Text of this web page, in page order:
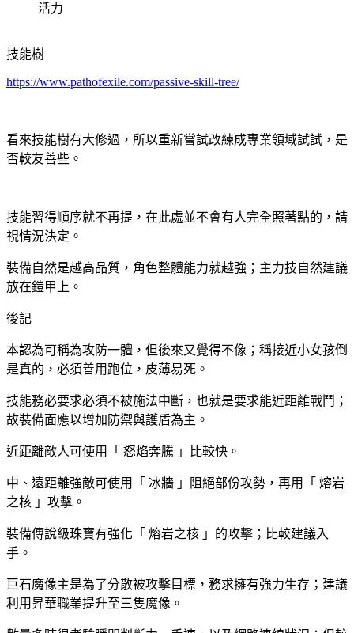
活力
技能樹
https://www.pathofexile.com/passive-skill-tree/
看來技能樹有大修過，所以重新嘗試改練成專業領域試試，是
否較友善些。
技能習得順序就不再提，在此處並不會有人完全照著點的，請
視情況決定。
裝備自然是越高品質，角色整體能力就越強；主力技自然建議
放在鎧甲上。
後記
本認為可稱為攻防一體，但後來又覺得不像；稱接近小女孩倒
是真的，必須善用跑位，皮薄易死。
技能務必要求必須不被施法中斷，也就是要求能近距離戰鬥；
故裝備面應以增加防禦與護盾為主。
近距離敵人可使用「 怒焰奔騰 」比較快。
中、遠距離強敵可使用「 冰牆 」阻絕部份攻勢，再用「 熔岩
之核 」攻擊。
裝備傳說級珠寶有強化「 熔岩之核 」的攻擊；比較建議入
手。
巨石魔像主是為了分散被攻擊目標，務求擁有強力生存；建議
利用昇華職業提升至三隻魔像。